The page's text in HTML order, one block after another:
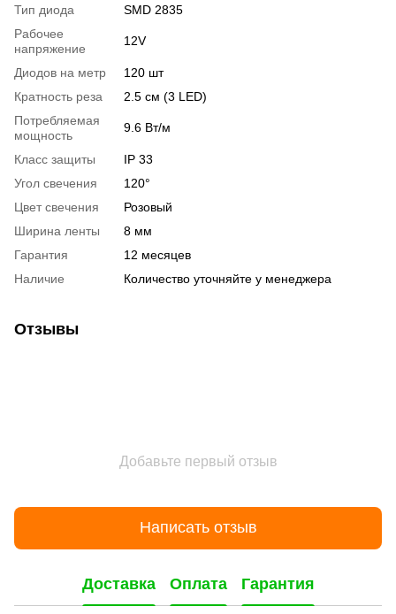
Тип диода
SMD 2835
Рабочее
напряжение
12V
Диодов на метр
120 шт
Кратность реза
2.5 см (3 LED)
Потребляемая
мощность
9.6 Вт/м
Класс защиты
IP 33
Угол свечения
120°
Цвет свечения
Розовый
Ширина ленты
8 мм
Гарантия
12 месяцев
Наличие
Количество уточняйте у менеджера
Отзывы
Добавьте первый отзыв
Написать отзыв
Доставка Оплата Гарантия